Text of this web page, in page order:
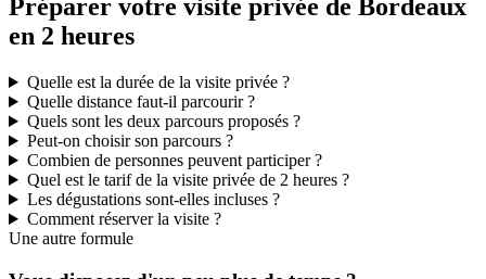
Quels sont les deux parcours proposés ?
Peut-on choisir son parcours ?
Combien de personnes peuvent participer ?
Les dégustations sont-elles incluses ?
Comment réserver la visite ?
Une autre formule
Vous disposez d'un peu plus de temps ?
Découvrez également notrevisite privée Bordeaux, les grands
monuments, idéale si vous disposez d'environ 3 heures pour
approfondir votre découverte du centre historique avec un guide
professionnel. Tarif 3 h 00 : 270 € HT soit 324 euros TTC